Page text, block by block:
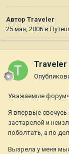
Автор Traveler
25 мая, 2006 в
Traveler
Уважаемые
Я впервые свечусь
застарелой и
поболтать, а по
Вызрела у меня